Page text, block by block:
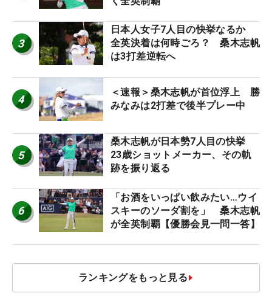
3
日本人女子7人目の快挙なるか
全英決着は何時ごろ？ 桑木志帆
は3打差逆転へ
4
＜速報＞桑木志帆が首位浮上 勝
みなみは2打差で後半プレー中
5
桑木志帆が日本勢7人目の快挙
23歳ショットメーカー、その軌
跡を振り返る
6
「お酒をいっぱい飲みたい…ウイ
スキーのソーダ割を」 桑木志帆
が全英制覇【優勝会見一問一答】
ランキングをもっと見る